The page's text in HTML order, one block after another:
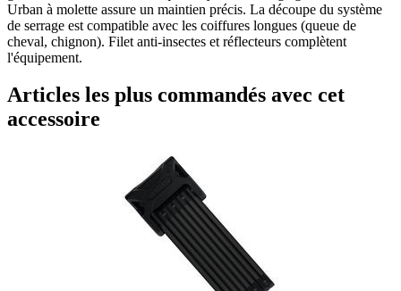
Urban à molette assure un maintien précis. La découpe du système
de serrage est compatible avec les coiffures longues (queue de
cheval, chignon). Filet anti-insectes et réflecteurs complètent
l'équipement.
Articles les plus commandés avec cet
accessoire